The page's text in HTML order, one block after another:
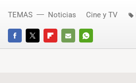
FACEBOOKTWITTERFLIPBOARD
E-
WHATSAPP
TEMAS Noticias Cine y TV